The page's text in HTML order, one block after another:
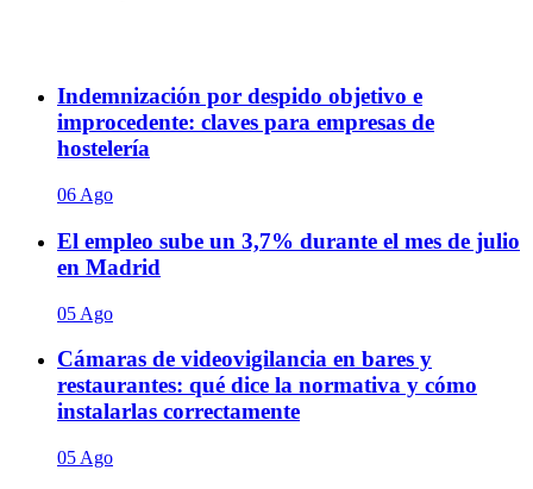
Indemnización por despido objetivo e
improcedente: claves para empresas de
hostelería
06 Ago
El empleo sube un 3,7% durante el mes de julio
en Madrid
05 Ago
Cámaras de videovigilancia en bares y
restaurantes: qué dice la normativa y cómo
instalarlas correctamente
05 Ago